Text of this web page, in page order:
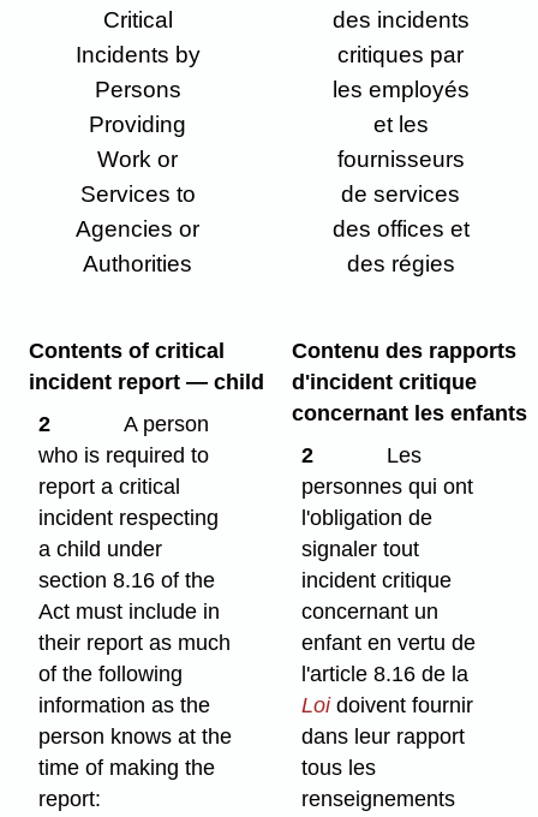
Critical
Incidents by
Persons
Providing
Work or
Services to
Agencies or
Authorities
des incidents
critiques par
les employés
et les
fournisseurs
de services
des offices et
des régies
Contents of critical
incident report — child
2
A person
who is required to
report a critical
incident respecting
a child under
section 8.16 of the
Act must include in
their report as much
of the following
information as the
person knows at the
time of making the
report:
Contenu des rapports
d'incident critique
concernant les enfants
2
Les
personnes qui ont
l'obligation de
signaler tout
incident critique
concernant un
enfant en vertu de
l'article 8.16 de la
Loidoivent fournir
dans leur rapport
tous les
renseignements